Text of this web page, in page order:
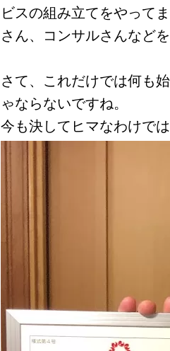
ビスの組み立てをやって
さん、コンサルさんなど
さて、これだけでは何も
ゃならないですね。
今も決してヒマなわけで